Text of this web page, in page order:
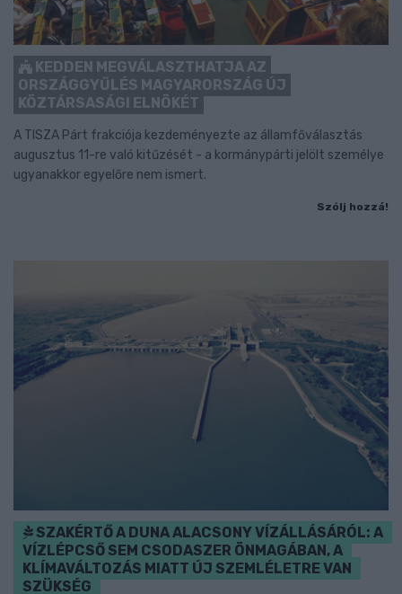
KEDDEN MEGVÁLASZTHATJA AZ
ORSZÁGGYŰLÉS MAGYARORSZÁG ÚJ
KÖZTÁRSASÁGI ELNÖKÉT
A TISZA Párt frakciója kezdeményezte az államfőválasztás
augusztus 11-re való kitűzését - a kormánypárti jelölt személye
ugyanakkor egyelőre nem ismert.
Szólj hozzá!
SZAKÉRTŐ A DUNA ALACSONY VÍZÁLLÁSÁRÓL: A
VÍZLÉPCSŐ SEM CSODASZER ÖNMAGÁBAN, A
KLÍMAVÁLTOZÁS MIATT ÚJ SZEMLÉLETRE VAN
SZÜKSÉG